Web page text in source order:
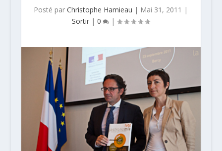
Posté parChristophe Hamieau | Mai 31, 2011 |
Sortir |0 |